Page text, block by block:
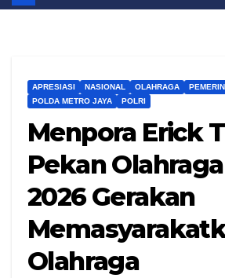
APRESIASI NASIONAL OLAHRAGA
POLDA METRO JAYA
POLRI
Menpora Erick
Pekan
2026 Gerakan
Olahraga